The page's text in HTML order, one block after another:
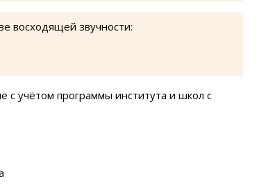
восходящей звучности:
учётом программы института и школ с